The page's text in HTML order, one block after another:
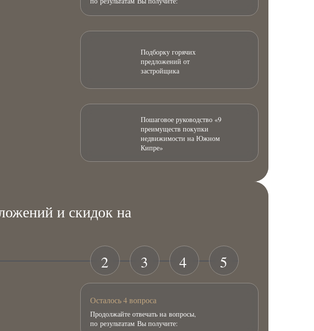
Подборку горячих
предложений от
застройщика
Пошаговое руководство «9
преимуществ покупки
недвижимости на Южном
Кипре»
Осталось 4 вопроса
Продолжайте отвечать на вопросы,
по результатам Вы получите:
и скидок на
2 3 4 5